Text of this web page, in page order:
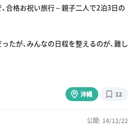
合格お祝い旅行～親子二人で2泊3日の
たが、みんなの日程を整えるのが、難し
沖縄 12
公開: 14/12/22